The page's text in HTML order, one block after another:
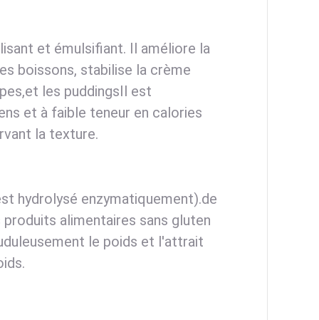
et émulsifiant. Il améliore la
boissons, stabilise la crème
les puddingsIl est
et à faible teneur en calories
la texture.
hydrolysé enzymatiquement).de
alimentaires sans gluten
le poids et l'attrait